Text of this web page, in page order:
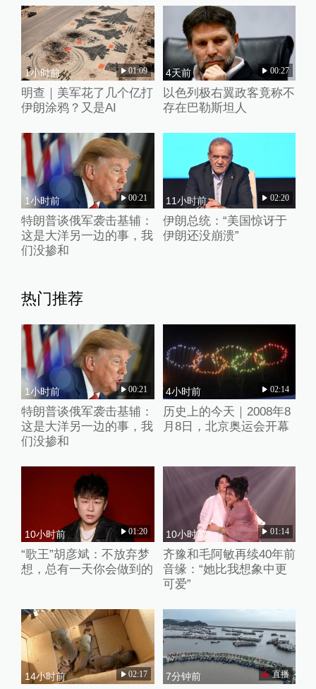
1小时前 01:09
明查｜美军花了几个亿打
伊朗涂鸦？又是AI
4天前 00:27
以色列极右翼政客竟称不
存在巴勒斯坦人
1小时前 00:21
特朗普谈俄军袭击基辅：
这是大洋另一边的事，我
们没掺和
11小时前 02:20
伊朗总统：“美国惊讶于
伊朗还没崩溃”
热门推荐
1小时前 00:21
特朗普谈俄军袭击基辅：
这是大洋另一边的事，我
们没掺和
4小时前 02:14
历史上的今天｜2008年8
月8日，北京奥运会开幕
10小时前 01:20
“歌王”胡彦斌：不放弃梦
想，总有一天你会做到的
10小时前 01:14
齐豫和毛阿敏再续40年前
音缘：“她比我想象中更
可爱”
14小时前 02:17 7分钟前 直播